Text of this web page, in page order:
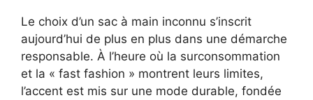
Le choix d’un sac à main inconnu s’inscrit
aujourd’hui de plus en plus dans une démarche
responsable. À l’heure où la surconsommation
et la « fast fashion » montrent leurs limites,
l’accent est mis sur une mode durable, fondée